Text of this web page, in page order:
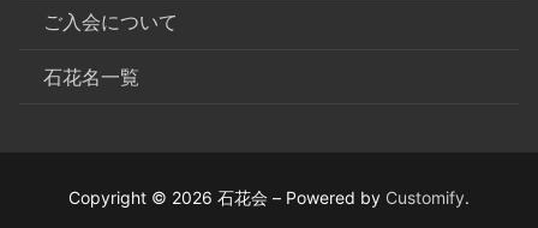
ご入会について
石花名一覧
Copyright © 2026 石花会 – Powered by Customify.